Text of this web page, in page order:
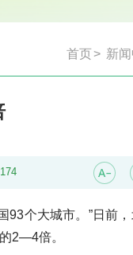
首页> 新
174
93个大城市。”日前
2—4倍。